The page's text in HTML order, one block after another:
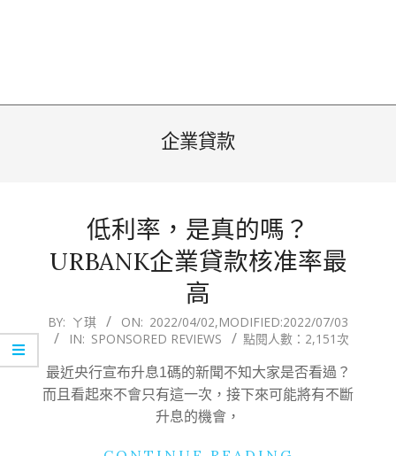
企業貸款
低利率，是真的嗎？
URBANK企業貸款核准率最
高
2022-
04-
02
BY: ㄚ琪 ON: 2022/04/02,MODIFIED:2022/07/03
IN: SPONSORED REVIEWS 點閱人數：2,151次
最近央行宣布升息1碼的新聞不知大家是否看過？
而且看起來不會只有這一次，接下來可能將有不斷
升息的機會，